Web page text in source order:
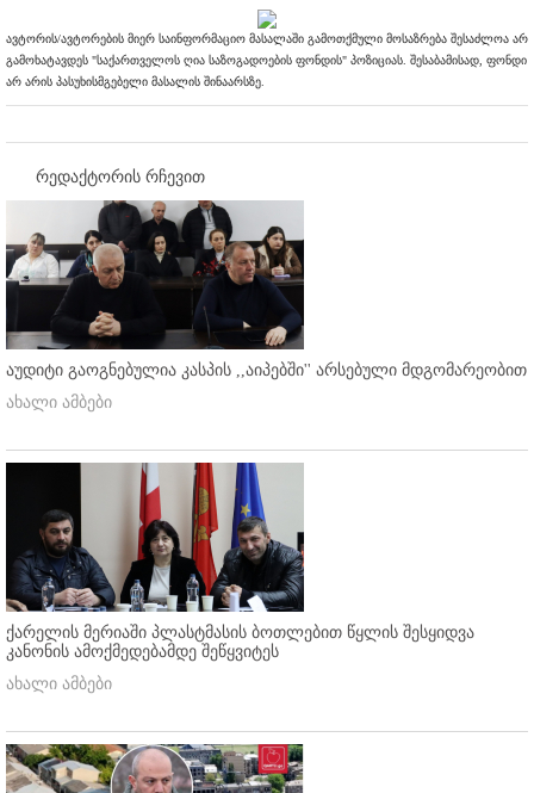
ავტორის/ავტორების მიერ საინფორმაციო მასალაში გამოთქმული მოსაზრება შესაძლოა არ
გამოხატავდეს "საქართველოს ღია საზოგადოების ფონდის" პოზიციას. შესაბამისად, ფონდი
არ არის პასუხისმგებელი მასალის შინაარსზე.
რედაქტორის რჩევით
აუდიტი გაოგნებულია კასპის ,,აიპებში'' არსებული მდგომარეობით
ახალი ამბები
ქარელის მერიაში პლასტმასის ბოთლებით წყლის შესყიდვა
კანონის ამოქმედებამდე შეწყვიტეს
ახალი ამბები